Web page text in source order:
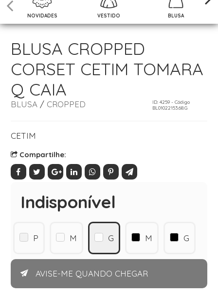
NOVIDADES VESTIDO BLUSA
BLUSA CROPPED
CORSET CETIM TOMARA
Q CAIA
BLUSA/ CROPPED
ID: 4259 - Código
BL01022153.68.G
CETIM
Compartilhe:
Indisponível
P M G M G
AVISE-ME QUANDO CHEGAR